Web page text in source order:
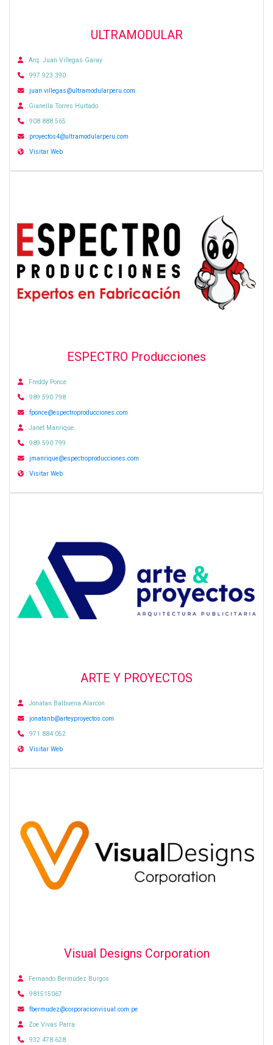
ULTRAMODULAR
: Arq. Juan Villegas Garay
: 997 923 390
: juan.villegas@ultramodularperu.com
: Gianella Torres Hurtado
: 908 888 565
: proyectos4@ultramodularperu.com
: Visitar Web
ESPECTRO Producciones
: Freddy Ponce
: 989 590 798
: fponce@espectroproducciones.com
: Janet Manrique
: 989 590 799
: jmanrique@espectroproducciones.com
: Visitar Web
ARTE Y PROYECTOS
: Jonatan Balbuena Alarcon
: jonatanb@arteyproyectos.com
: 971 884 052
: Visitar Web
Visual Designs Corporation
: Fernando Bermúdez Burgos
: 981515067
: fbermudez@corporacionvisual.com.pe
: Zoe Vivas Parra
: 932 478 628